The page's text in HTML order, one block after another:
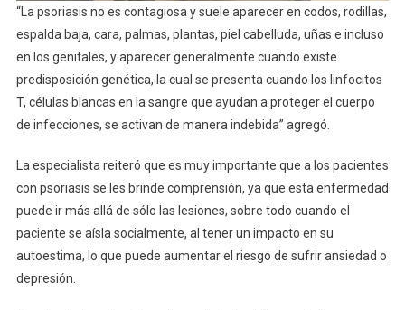
“La psoriasis no es contagiosa y suele aparecer en codos, rodillas,
espalda baja, cara, palmas, plantas, piel cabelluda, uñas e incluso
en los genitales, y aparecer generalmente cuando existe
predisposición genética, la cual se presenta cuando los linfocitos
T, células blancas en la sangre que ayudan a proteger el cuerpo
de infecciones, se activan de manera indebida” agregó.
La especialista reiteró que es muy importante que a los pacientes
con psoriasis se les brinde comprensión, ya que esta enfermedad
puede ir más allá de sólo las lesiones, sobre todo cuando el
paciente se aísla socialmente, al tener un impacto en su
autoestima, lo que puede aumentar el riesgo de sufrir ansiedad o
depresión.